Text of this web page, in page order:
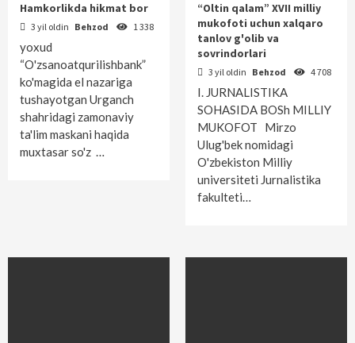
Hamkorlikda hikmat bor
3 yil oldin Behzod 1 338
yoxud
“O'zsanoatqurilishbank”
ko'magida el nazariga
tushayotgan Urganch
shahridagi zamonaviy
ta'lim maskani haqida
muxtasar so'z …
“Oltin qalam” XVII milliy
mukofoti uchun xalqaro
tanlov g'olib va
sovrindorlari
3 yil oldin Behzod 4 708
I. JURNALISTIKA
SOHASIDA BOSh MILLIY
MUKOFOT Mirzo
Ulug'bek nomidagi
O'zbekiston Milliy
universiteti Jurnalistika
fakulteti…